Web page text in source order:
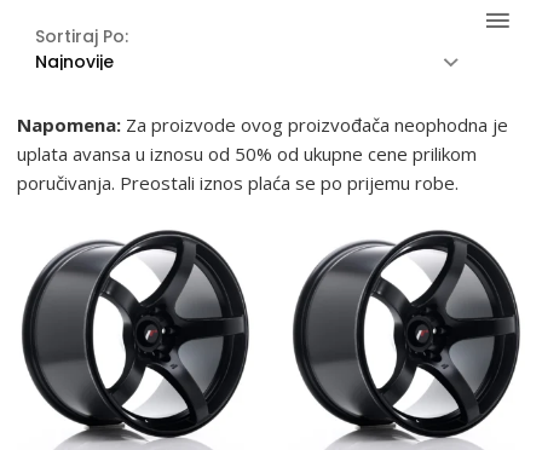
Sortiraj Po:
Napomena: Za proizvode ovog proizvođača neophodna je
uplata avansa u iznosu od 50% od ukupne cene prilikom
poručivanja. Preostali iznos plaća se po prijemu robe.